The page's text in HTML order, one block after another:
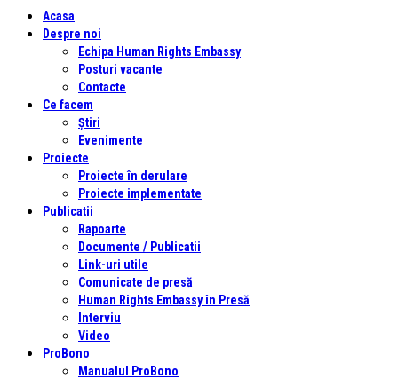
Acasa
Despre noi
Echipa Human Rights Embassy
Posturi vacante
Contacte
Ce facem
Știri
Evenimente
Proiecte
Proiecte în derulare
Proiecte implementate
Publicatii
Rapoarte
Documente / Publicatii
Link-uri utile
Comunicate de presă
Human Rights Embassy în Presă
Interviu
Video
ProBono
Manualul ProBono